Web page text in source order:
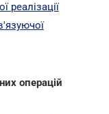
реалізації
операцій